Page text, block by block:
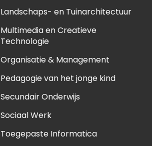
Landschaps- en Tuinarchitectuur
Multimedia en Creatieve
Technologie
Organisatie & Management
Pedagogie van het jonge kind
Secundair Onderwijs
Sociaal Werk
Toegepaste Informatica